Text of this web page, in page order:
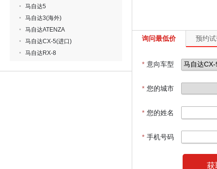
马自达5
马自达3(海外)
马自达ATENZA
马自达CX-5(进口)
马自达RX-8
询问最低价 预约
* 意向车型
* 您的城市
* 您的姓名
* 手机号码
获